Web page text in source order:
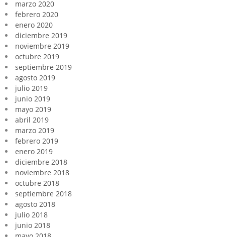
marzo 2020
febrero 2020
enero 2020
diciembre 2019
noviembre 2019
octubre 2019
septiembre 2019
agosto 2019
julio 2019
junio 2019
mayo 2019
abril 2019
marzo 2019
febrero 2019
enero 2019
diciembre 2018
noviembre 2018
octubre 2018
septiembre 2018
agosto 2018
julio 2018
junio 2018